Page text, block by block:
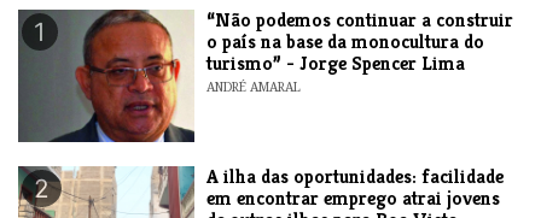
1
“Não podemos continuar a construir
o país na base da monocultura do
turismo” - Jorge Spencer Lima
ANDRÉ AMARAL
2
A ilha das oportunidades: facilidade
em encontrar emprego atrai jovens